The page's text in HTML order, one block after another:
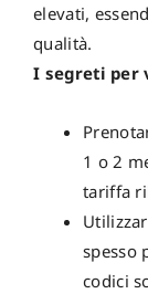
elevati,
qualità.
I segreti per
1 o 2
tariffa
spesso
codici